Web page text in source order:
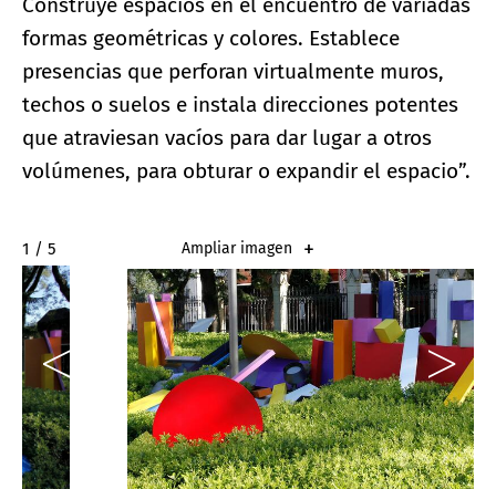
formas geométricas y colores. Establece
presencias que perforan virtualmente muros,
techos o suelos e instala direcciones potentes
que atraviesan vacíos para dar lugar a otros
volúmenes, para obturar o expandir el espacio”.
2 / 5 Ampliar imagen